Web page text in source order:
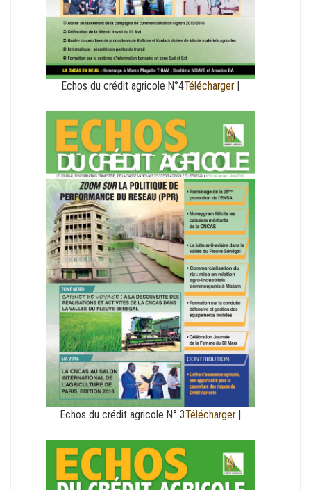
Echos du crédit agricole N°4Télécharger|
Echos du crédit agricole N° 3Télécharger|